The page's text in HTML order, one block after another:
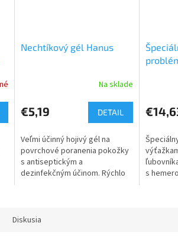
Nechtíkový gél Hanus
Na sklade
€5,19 DETAIL
Veľmi účinný hojivý gél na
povrchové poranenia pokožky
s antiseptickým a
dezinfekčným účinom. Rýchlo
s
Diskusia